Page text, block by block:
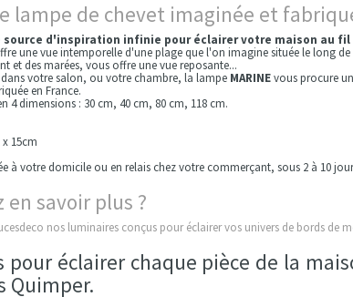
lampe de chevet imaginée et
source d'inspiration infinie pour éclairer votre maison au fil
une vue intemporelle d'une plage que l'on imagine située le long
et des marées, vous offre une vue reposante...
votre salon, ou votre chambre, la lampe MARINEvous procure
en France.
4 dimensions : 30 cm, 40 cm, 80 cm, 118 cm.
x 15cm
à votre domicile ou en relais chez votre commerçant, sous 2 à 10
en savoir plus ?
nos luminaires conçus pour éclairer vos univers de bords de
pour éclairer chaque pièce de la
Quimper.